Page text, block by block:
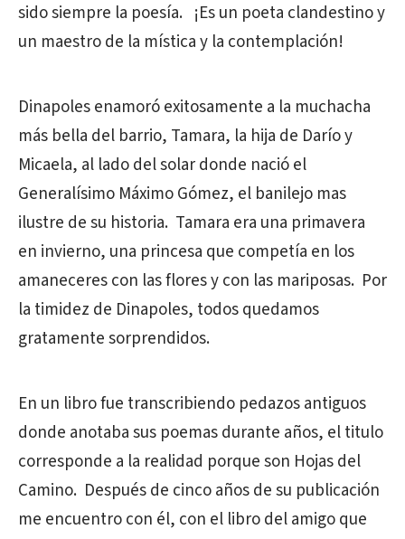
sido siempre la poesía. ¡Es un poeta clandestino y
un maestro de la mística y la contemplación!
Dinapoles enamoró exitosamente a la muchacha
más bella del barrio, Tamara, la hija de Darío y
Micaela, al lado del solar donde nació el
Generalísimo Máximo Gómez, el banilejo mas
ilustre de su historia. Tamara era una primavera
en invierno, una princesa que competía en los
amaneceres con las flores y con las mariposas. Por
la timidez de Dinapoles, todos quedamos
gratamente sorprendidos.
En un libro fue transcribiendo pedazos antiguos
donde anotaba sus poemas durante años, el titulo
corresponde a la realidad porque son Hojas del
Camino. Después de cinco años de su publicación
me encuentro con él, con el libro del amigo que